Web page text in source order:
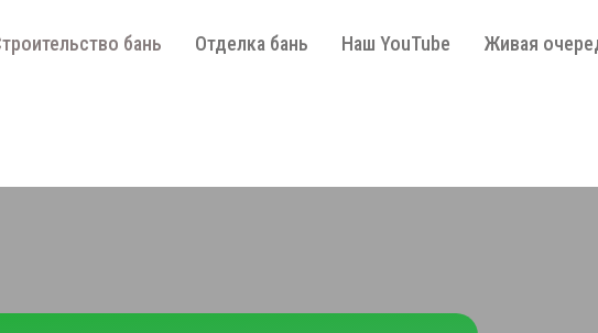
бань Отделка бань Наш YouTube Живая